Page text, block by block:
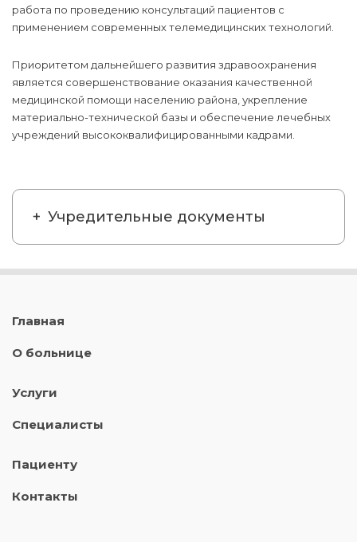
работа по проведению консультаций пациентов с
применением современных телемедицинских технологий.
Приоритетом дальнейшего развития здравоохранения
является совершенствование оказания качественной
медицинской помощи населению района, укрепление
материально-технической базы и обеспечение лечебных
учреждений высококвалифицированными кадрами.
Учредительные документы
Главная
О больнице
Услуги
Специалисты
Пациенту
Контакты